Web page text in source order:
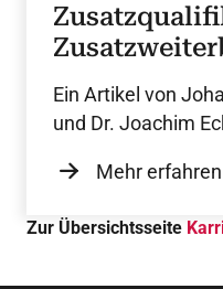
Kardiologie
Ein Artikel von
und Dr. Joachim
Mehr erfahren
Zur Übersichtsseite